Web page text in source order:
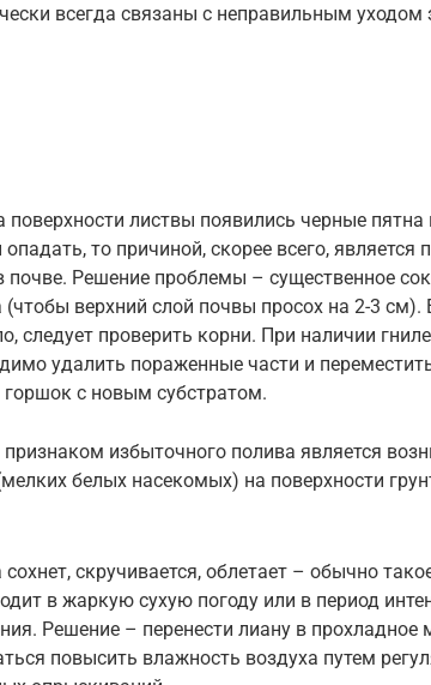
всегда связаны с неправильным уходом
поверхности листвы появились черные пятна
опадать, то причиной, скорее всего, является
почве. Решение проблемы – существенное
(чтобы верхний слой почвы просох на 2-3 см).
следует проверить корни. При наличии
удалить пораженные части и
горшок с новым субстратом.
избыточного полива является
белых насекомых) на поверхности
скручивается, облетает – обычно
в жаркую сухую погоду или в период
Решение – перенести лиану в прохладное
повысить влажность воздуха путем